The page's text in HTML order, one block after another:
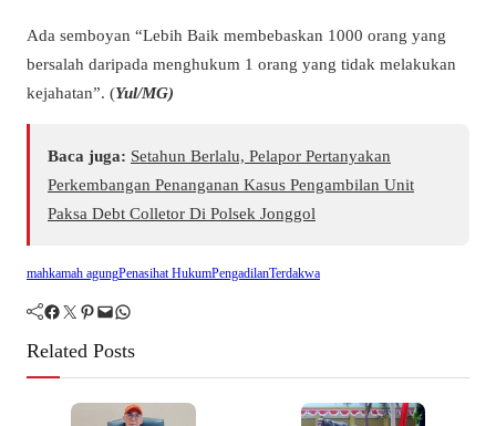
Ada semboyan “Lebih Baik membebaskan 1000 orang yang
bersalah daripada menghukum 1 orang yang tidak melakukan
kejahatan”. (Yul/MG)
Baca juga: Setahun Berlalu, Pelapor Pertanyakan
Perkembangan Penanganan Kasus Pengambilan Unit
Paksa Debt Colletor Di Polsek Jonggol
mahkamah agungPenasihat HukumPengadilanTerdakwa
Facebook Twitter Pinterest Mail WhatsApp
Related Posts